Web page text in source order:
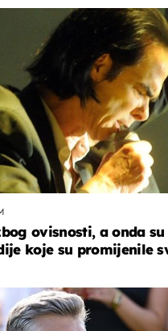
ovisnosti, a onda
koje su promijenile